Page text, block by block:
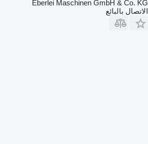
Eberlei Maschinen GmbH & Co. KG
الاتصال بالبائع